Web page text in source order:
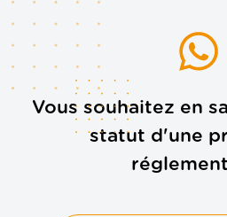
Vous souhaitez en
statut d'une